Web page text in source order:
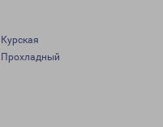
Курская
Прохладный